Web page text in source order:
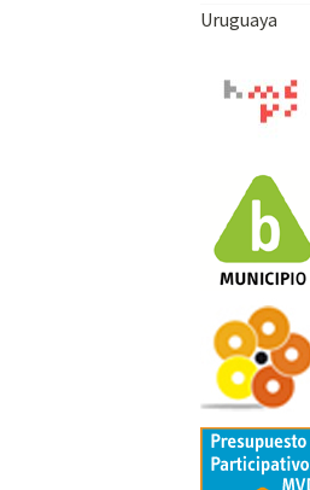
Uruguaya